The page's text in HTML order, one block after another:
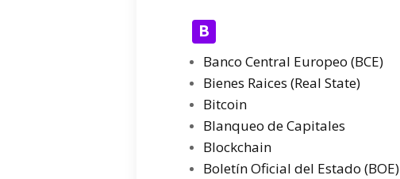
B
Banco Central Europeo (BCE)
Bienes Raices (Real State)
Bitcoin
Blanqueo de Capitales
Blockchain
Boletín Oficial del Estado (BOE)